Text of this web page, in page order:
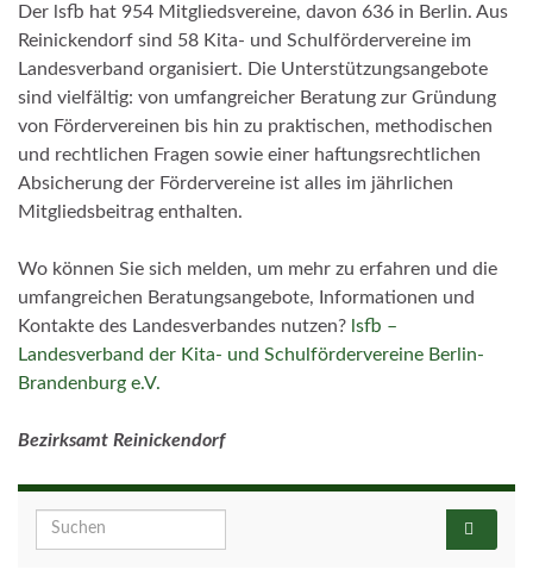
Der lsfb hat 954 Mitgliedsvereine, davon 636 in Berlin. Aus
Reinickendorf sind 58 Kita- und Schulfördervereine im
Landesverband organisiert. Die Unterstützungsangebote
sind vielfältig: von umfangreicher Beratung zur Gründung
von Fördervereinen bis hin zu praktischen, methodischen
und rechtlichen Fragen sowie einer haftungsrechtlichen
Absicherung der Fördervereine ist alles im jährlichen
Mitgliedsbeitrag enthalten.
Wo können Sie sich melden, um mehr zu erfahren und die
umfangreichen Beratungsangebote, Informationen und
Kontakte des Landesverbandes nutzen? lsfb –
Landesverband der Kita- und Schulfördervereine Berlin-
Brandenburg e.V.
Bezirksamt Reinickendorf
Search for: